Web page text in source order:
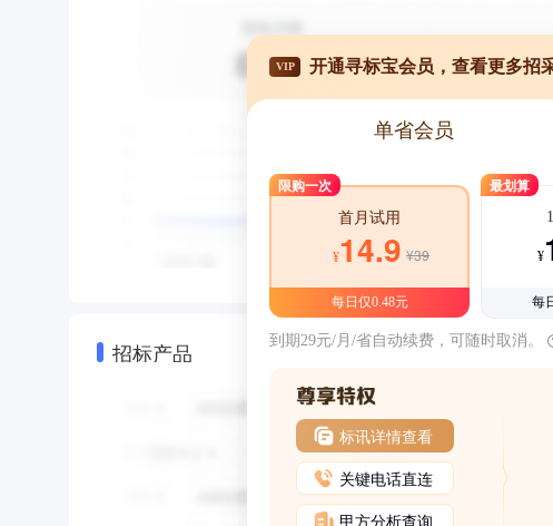
招标产品
VIP 开通寻标宝会员，查看更多招
单省会员
限购一次
首月试用
¥14.9 ¥39
每日仅0.48元
最划算
¥
每
到期29元/月/省自动续费，可随时取消。
标讯详情查看
关键电话直连
甲方分析查询